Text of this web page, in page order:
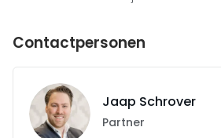
Contactpersonen
Jaap Schrover
Partner